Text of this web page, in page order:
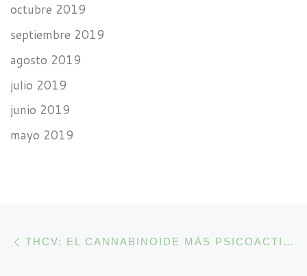
octubre 2019
septiembre 2019
agosto 2019
julio 2019
junio 2019
mayo 2019
Navegación de la entrada THCV: EL CANNABINOIDE MÁS PSICOACTIVO DEL CANNABIS